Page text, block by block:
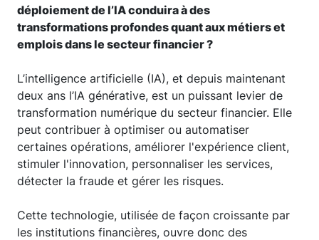
déploiement de l’IA conduira à des
transformations profondes quant aux métiers et
emplois dans le secteur financier ?
L’intelligence artificielle (IA), et depuis maintenant
deux ans l’IA générative, est un puissant levier de
transformation numérique du secteur financier. Elle
peut contribuer à optimiser ou automatiser
certaines opérations, améliorer l'expérience client,
stimuler l'innovation, personnaliser les services,
détecter la fraude et gérer les risques.
Cette technologie, utilisée de façon croissante par
les institutions financières, ouvre donc des